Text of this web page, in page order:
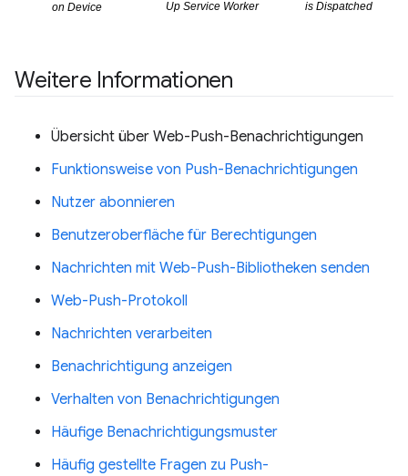
Weitere Informationen
Übersicht über Web-Push-Benachrichtigungen
Funktionsweise von Push-Benachrichtigungen
Nutzer abonnieren
Benutzeroberfläche für Berechtigungen
Nachrichten mit Web-Push-Bibliotheken senden
Web-Push-Protokoll
Nachrichten verarbeiten
Benachrichtigung anzeigen
Verhalten von Benachrichtigungen
Häufige Benachrichtigungsmuster
Häufig gestellte Fragen zu Push-